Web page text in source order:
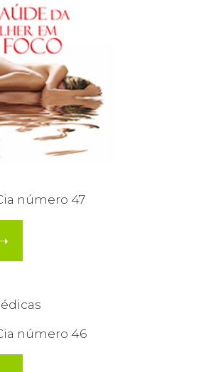
número 47
número 46